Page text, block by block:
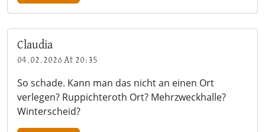
Claudia
04.02.2026 At 20:35
So schade. Kann man das nicht an einen Ort
verlegen? Ruppichteroth Ort? Mehrzweckhalle?
Winterscheid?